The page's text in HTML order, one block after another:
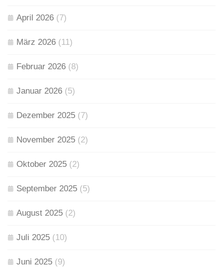
April 2026 (7)
März 2026 (11)
Februar 2026 (8)
Januar 2026 (5)
Dezember 2025 (7)
November 2025 (2)
Oktober 2025 (2)
September 2025 (5)
August 2025 (2)
Juli 2025 (10)
Juni 2025 (9)